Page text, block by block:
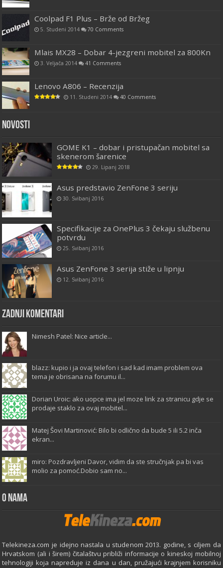
Coolpad F1 Plus – Brže od Bržeg
5. Studeni 2014 70 Comments
Mlais MX28 – Dobar 4-jezgreni mobitel za 800Kn
3. Veljača 2014 41 Comments
Lenovo A806 – Recenzija
11. Studeni 2014 40 Comments
Novosti
GOME K1 – dobar i pristupačan mobitel sa
skenerom šarenice
29. Lipanj 2018
Asus predstavio ZenFone 3 seriju
30. Svibanj 2016
Specifikacije za OnePlus 3 čekaju službenu
potvrdu
25. Svibanj 2016
Asus ZenFone 3 serija stiže u lipnju
12. Svibanj 2016
Zadnji komentari
Nimesh Patel: Nice article...
blazz: kupio i ja ovaj telefon i sad kad imam problem ova
tema je obrisana na forumu il...
Dorian Uroic: ako uopce ima jel moze link za stranicu gdje se
prodaje staklo za ovaj mobitel...
Matej Šovi Martinović: Bilo bi odlično da bude 5 ili 5.2 inča
ekran...
miro: Pozdravljeni Davor, vidim da ste stručnjak pa bi vas
molio za pomoć.Dobio sam no...
O Nama
Telekineza.com je idejno nastala u studenom 2013. godine, s ciljem da
Hrvatskom (ali i širem) čitalaštvu približi informacije o kineskoj mobilnoj
tehnologiji koja napreduje iz dana u dan, pružajući krajnjem korisniku